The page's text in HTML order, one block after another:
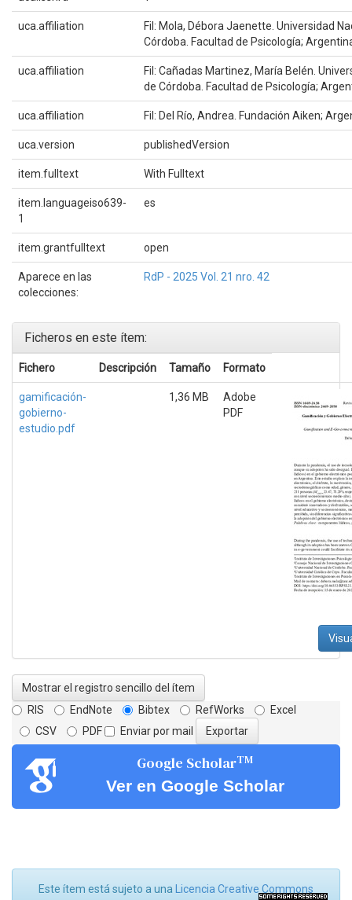
uca.affiliation
Fil: Mola, Débora Jaenette. Universidad
Córdoba. Facultad de Psicología;
uca.affiliation
Fil: Cañadas Martinez, María Belén.
de Córdoba. Facultad de Psicología;
uca.affiliation Fil: Del Río, Andrea. Fundación Aiken;
uca.version publishedVersion
item.fulltext With Fulltext
item.languageiso639-
1
es
item.grantfulltext open
Aparece en las
colecciones:
RdP - 2025 Vol. 21 nro. 42
Ficheros en este ítem:
Fichero Descripción Tamaño Formato
gamificación-
gobierno-
estudio.pdf
1,36 MB
Adobe
PDF
Mostrar el registro sencillo del ítem
RIS
EndNote Bibtex RefWorks
Excel
CSV
PDF Enviar por mail
Google ScholarTM
Ver en Google Scholar
Este ítem está sujeto a una Licencia Creative Commons